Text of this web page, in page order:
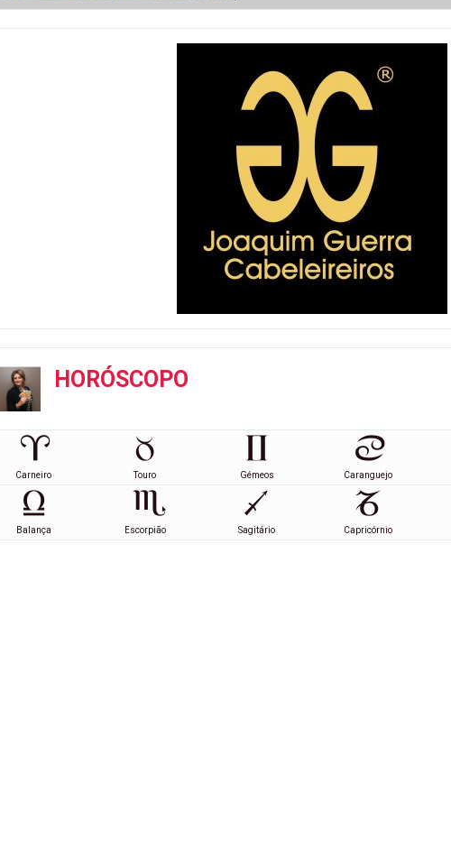
HORÓSCOPO
Carneiro Touro Gémeos Caranguejo
Balança Escorpião Sagitário Capricórnio